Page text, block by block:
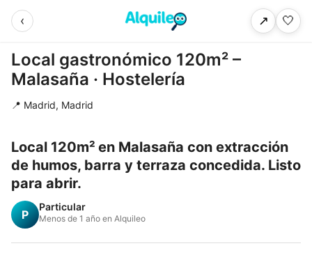
‹ ↗ 🤍
Local gastronómico 120m² –
Malasaña · Hostelería
📍 Madrid, Madrid
Local 120m² en Malasaña con extracción
de humos, barra y terraza concedida. Listo
para abrir.
P
Particular
Menos de 1 año en Alquileo